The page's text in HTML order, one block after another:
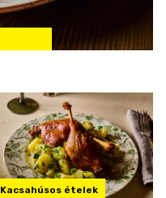
Kacsahúsos ételek